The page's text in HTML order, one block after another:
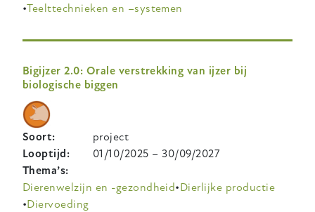
Teelttechnieken en –systemen
Bigijzer 2.0: Orale verstrekking van ijzer bij
biologische biggen
Soort
project
Looptijd
01/10/2025 –30/09/2027
Thema’s
Dierenwelzijn en -gezondheid Dierlijke productie
Diervoeding